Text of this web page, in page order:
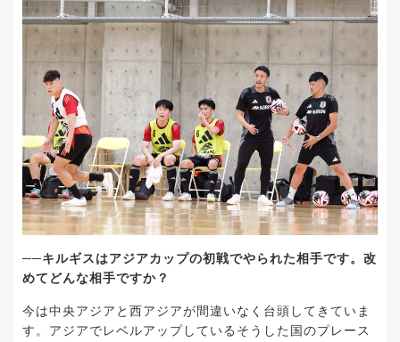
──キルギスはアジアカップの初戦でやられた相手です。改
めてどんな相手ですか？
今は中央アジアと西アジアが間違いなく台頭してきていま
す。アジアでレベルアップしているそうした国のプレース